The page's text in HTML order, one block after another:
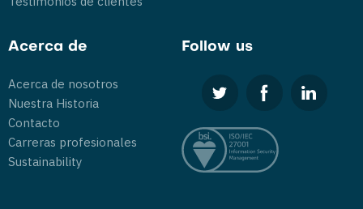
Acerca de
Acerca de nosotros
Nuestra Historia
Contacto
Carreras profesionales
Sustainability
Follow us